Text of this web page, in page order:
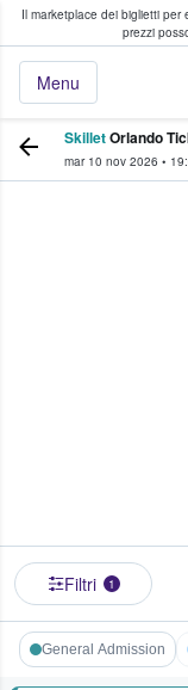
Il marketplace dei biglietti per
prezzi
Menu
fan
SkilletOrlando
mar 10 nov 2026 •
Filtri 1
General Admission